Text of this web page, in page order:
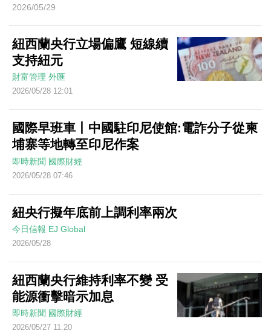
2026/05/29
紐西蘭央行立場偏鷹 短線續
支持紐元
財富管理 外匯
2026/05/28 12:01
國際早班車丨中國駐印尼使館:電詐分子從柬
埔寨等地轉至印尼作案
即時新聞 國際財經
2026/05/28 07:46
紐央行擬年底前上調利率兩次
今日信報 EJ Global
2026/05/28
紐西蘭央行維持利率不變 受
能源衝擊暗示加息
即時新聞 國際財經
2026/05/27 11:20